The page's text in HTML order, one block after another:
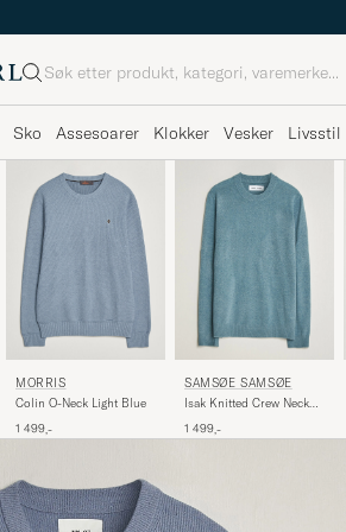
Søk
Sko Assesoarer Klokker Vesker Livsstil
MORRIS
Colin O-Neck Light Blue
1 499,-
SAMSØE SAMSØE
Isak Knitted Crew Neck
1 499,-